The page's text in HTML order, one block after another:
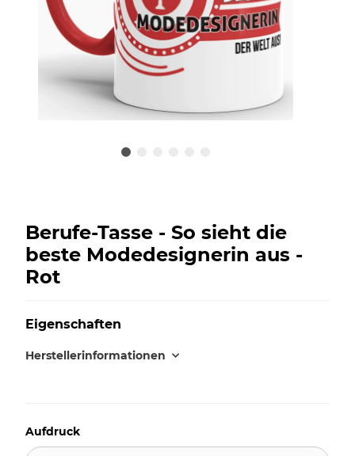
Berufe-Tasse - So sieht die
beste Modedesignerin aus -
Rot
Eigenschaften
Herstellerinformationen
Aufdruck